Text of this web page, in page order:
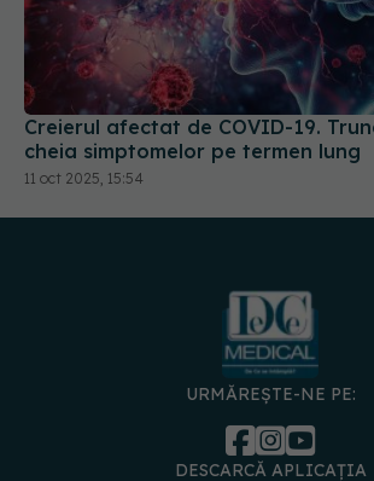
Creierul afectat de COVID-19.
cheia simptomelor pe termen lung
11 oct 2025, 15:54
DESCARCĂ APLICAȚIA